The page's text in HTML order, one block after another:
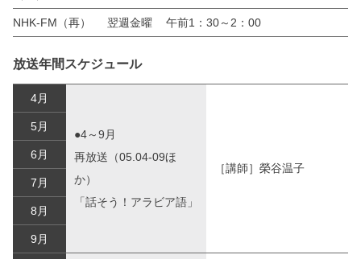
NHK-FM（再） 翌週金曜 午前1：30～2：00
放送年間スケジュール
4月
●4～9月
再放送（05.04-09ほ
か）
「話そう！アラビア語」
［講師］榮谷温子
5月
6月
7月
8月
9月